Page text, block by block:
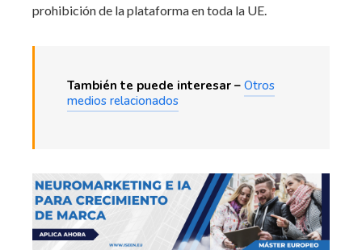
prohibición de la plataforma en toda la UE.
También te puede interesar – Otros
medios relacionados